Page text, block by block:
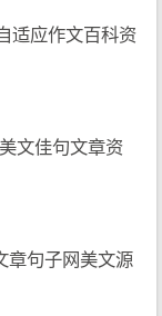
适应作文百科资
文佳句文章资
章句子网美文源